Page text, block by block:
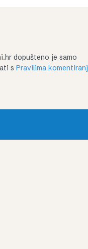
dopušteno je samo
s Pravilima